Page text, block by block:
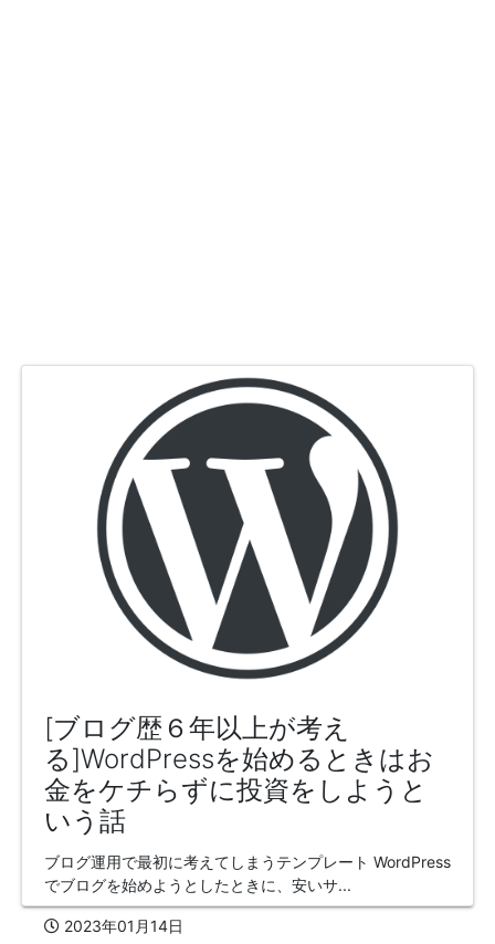
[ブログ歴６年以上が考え
る]WordPressを始めるときはお
金をケチらずに投資をしようと
いう話
ブログ運用で最初に考えてしまうテンプレート WordPress
でブログを始めようとしたときに、安いサ...
2023年01月14日